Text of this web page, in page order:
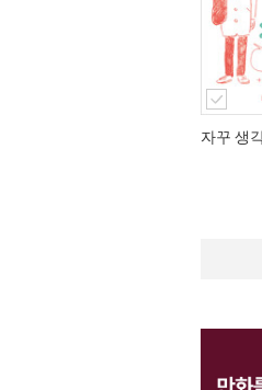
자꾸 생